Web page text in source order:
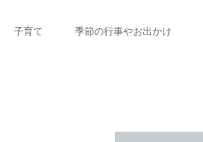
子育て 季節の行事やお出かけ